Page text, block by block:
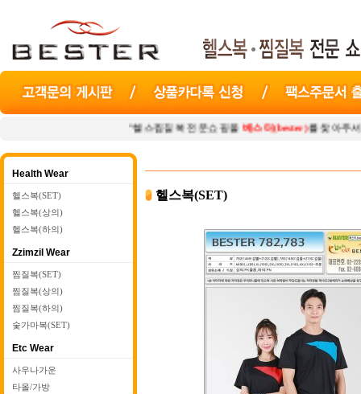
"헬스찜질복 전문쇼핑몰 베스터(bester)를 찾아주셔서 감사합니
Health Wear
헬스복(SET)
헬스복(상의)
헬스복(하의)
Zzimzil Wear
찜질복(SET)
찜질복(상의)
찜질복(하의)
숯가마복(SET)
Etc Wear
사우나가운
타올/가방
헬스복(SET)